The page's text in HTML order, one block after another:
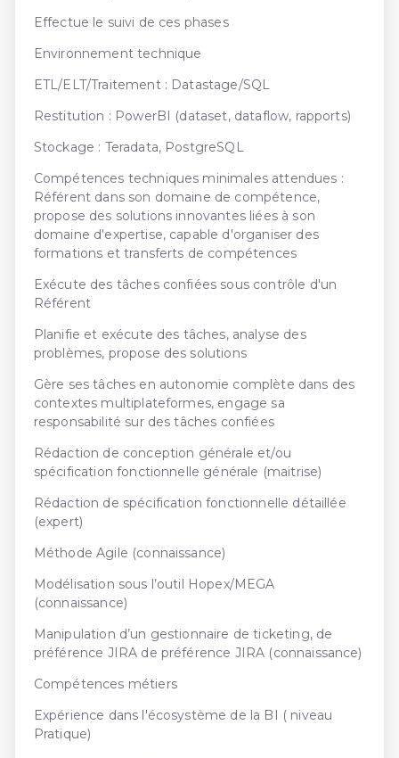
Effectue le suivi de ces phases
Environnement technique
ETL/ELT/Traitement : Datastage/SQL
Restitution : PowerBI (dataset, dataflow, rapports)
Stockage : Teradata, PostgreSQL
Compétences techniques minimales attendues :
Référent dans son domaine de compétence,
propose des solutions innovantes liées à son
domaine d'expertise, capable d'organiser des
formations et transferts de compétences
Exécute des tâches confiées sous contrôle d'un
Référent
Planifie et exécute des tâches, analyse des
problèmes, propose des solutions
Gère ses tâches en autonomie complète dans des
contextes multiplateformes, engage sa
responsabilité sur des tâches confiées
Rédaction de conception générale et/ou
spécification fonctionnelle générale (maitrise)
Rédaction de spécification fonctionnelle détaillée
(expert)
Méthode Agile (connaissance)
Modélisation sous l’outil Hopex/MEGA
(connaissance)
Manipulation d’un gestionnaire de ticketing, de
préférence JIRA de préférence JIRA (connaissance)
Compétences métiers
Expérience dans l'écosystème de la BI ( niveau
Pratique)